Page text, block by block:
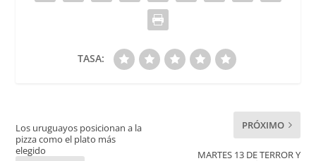
TASA:
Los uruguayos posicionan a la
pizza como el plato más
elegido
PRÓXIMO
MARTES 13 DE TERROR Y